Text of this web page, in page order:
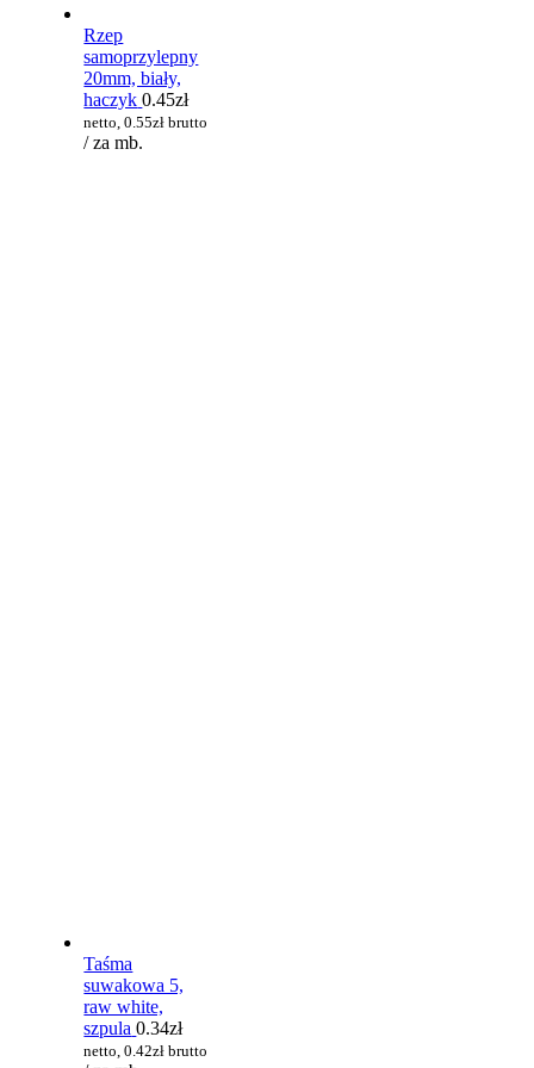
Rzep
samoprzylepny
20mm, biały,
haczyk 0.45zł
netto,0.55zł brutto
/ za mb.
Taśma
suwakowa 5,
raw white,
szpula 0.34zł
netto,0.42zł brutto